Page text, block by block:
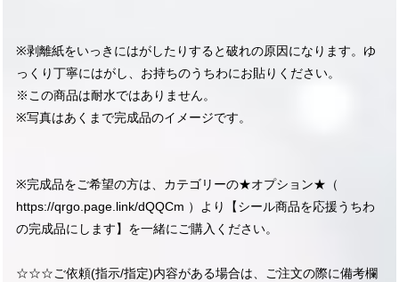
※剥離紙をいっきにはがしたりすると破れの原因になります。ゆ
っくり丁寧にはがし、お持ちのうちわにお貼りください。
※この商品は耐水ではありません。
※写真はあくまで完成品のイメージです。
※完成品をご希望の方は、カテゴリーの★オプション★（
https://qrgo.page.link/dQQCm ）より【シール商品を応援うちわ
の完成品にします】を一緒にご購入ください。
☆☆☆ご依頼(指示/指定)内容がある場合は、ご注文の際に備考欄